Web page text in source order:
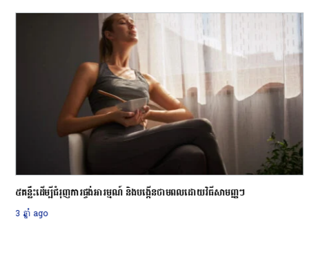
៥គន្លឹះដើម្បីជំរុញការផ្ចង់អារម្មណ៍ និងបង្កើនថាមពលដោយវិធីសាមញ្ញៗ
3 ឆ្នាំ ago